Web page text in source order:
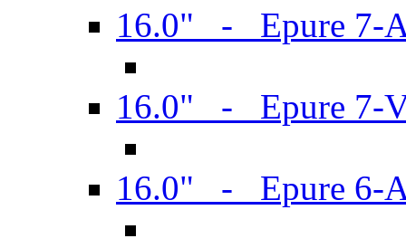
16.0" - Epure 7-
16.0" - Epure 7-
16.0" - Epure 6-